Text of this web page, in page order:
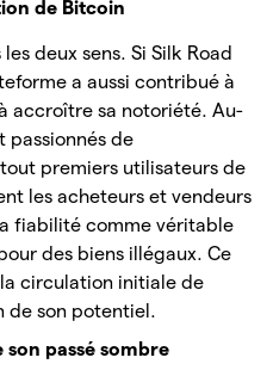
de Bitcoin
deux sens. Si Silk Road
a aussi contribué à
accroître sa notoriété. Au-
passionnés de
premiers utilisateurs de
les acheteurs et vendeurs
fiabilité comme véritable
des biens illégaux. Ce
circulation initiale de
de son potentiel.
passé sombre